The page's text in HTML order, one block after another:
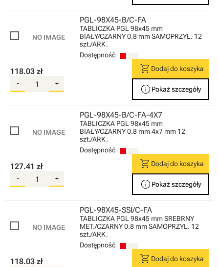
PGL-98X45-B/C-FA
TABLICZKA PGL 98x45 mm
BIAŁY/CZARNY 0.8 mm SAMOPRZYL. 12
szt./ARK.
Dostępność
118.03 zł
- +
shopping_cart Dodaj do koszyka
info Pokaż szczegóły
PGL-98X45-B/C-FA-4X7
TABLICZKA PGL 98x45 mm
BIAŁY/CZARNY 0.8 mm 4x7 mm 12
szt./ARK.
Dostępność
127.41 zł
- +
shopping_cart Dodaj do koszyka
info Pokaż szczegóły
PGL-98X45-SSI/C-FA
TABLICZKA PGL 98x45 mm SREBRNY
MET./CZARNY 0.8 mm SAMOPRZYL. 12
szt./ARK.
Dostępność
118.03 zł shopping_cart Dodaj do koszyka